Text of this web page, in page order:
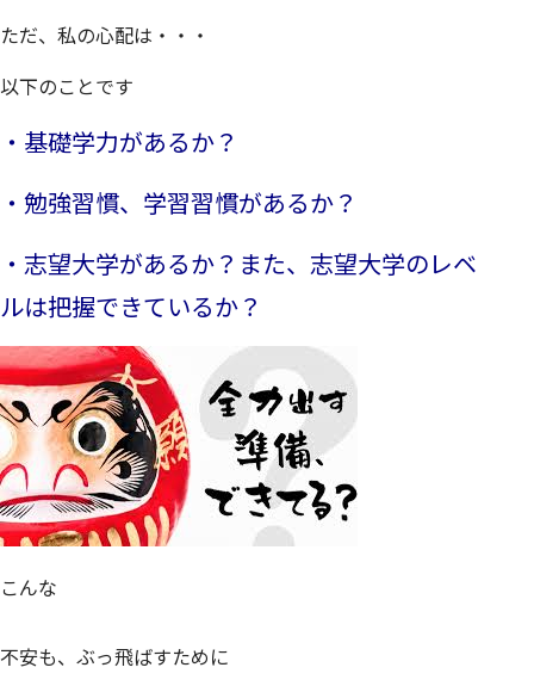
ただ、私の心配は・・・
以下のことです
・基礎学力があるか？
・勉強習慣、学習習慣があるか？
・志望大学があるか？また、志望大学のレベ
ルは把握できているか？
こんな
不安も、ぶっ飛ばすために